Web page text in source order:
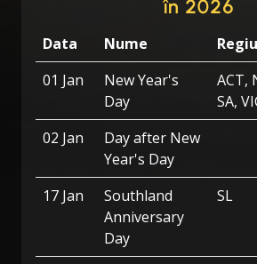
în 2026
Data Nume
01 Jan
New Year's
Day
ACT,
SA,
02 Jan
Day after New
Year's Day
17 Jan
Southland
Anniversary
Day
SL